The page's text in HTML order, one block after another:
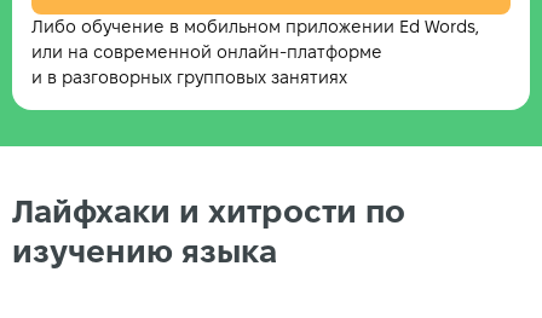
Либо обучение в мобильном приложении Ed Words,
или на современной онлайн-платформе
и в разговорных групповых занятиях
Лайфхаки и хитрости по
изучению языка